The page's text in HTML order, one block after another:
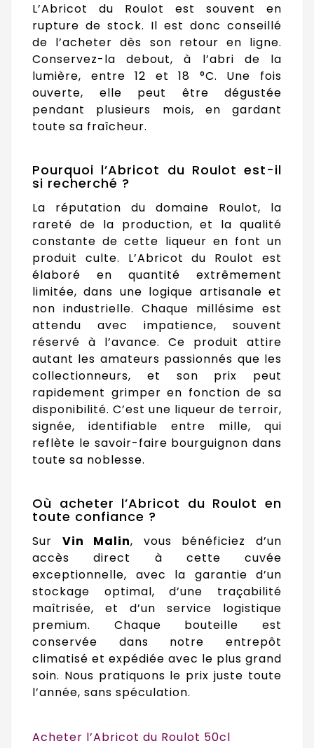
L’Abricot du Roulot est souvent en
rupture de stock. Il est donc conseillé
de l’acheter dès son retour en ligne.
Conservez-la debout, à l’abri de la
lumière, entre 12 et 18 °C. Une fois
ouverte, elle peut être dégustée
pendant plusieurs mois, en gardant
toute sa fraîcheur.
Pourquoi l’Abricot du Roulot est-il
si recherché ?
La réputation du domaine Roulot, la
rareté de la production, et la qualité
constante de cette liqueur en font un
produit culte. L’Abricot du Roulot est
élaboré en quantité extrêmement
limitée, dans une logique artisanale et
non industrielle. Chaque millésime est
attendu avec impatience, souvent
réservé à l’avance. Ce produit attire
autant les amateurs passionnés que les
collectionneurs, et son prix peut
rapidement grimper en fonction de sa
disponibilité. C’est une liqueur de terroir,
signée, identifiable entre mille, qui
reflète le savoir-faire bourguignon dans
toute sa noblesse.
Où acheter l’Abricot du Roulot en
toute confiance ?
Sur Vin Malin, vous bénéficiez d’un
accès direct à cette cuvée
exceptionnelle, avec la garantie d’un
stockage optimal, d’une traçabilité
maîtrisée, et d’un service logistique
premium. Chaque bouteille est
conservée dans notre entrepôt
climatisé et expédiée avec le plus grand
soin. Nous pratiquons le prix juste toute
l’année, sans spéculation.
Acheter l’Abricot du Roulot 50cl